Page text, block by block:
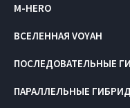
M-HERO
ВСЕЛЕННАЯ VOYAH
ПОСЛЕДОВАТЕЛЬНЫЕ
ПАРАЛЛЕЛЬНЫЕ